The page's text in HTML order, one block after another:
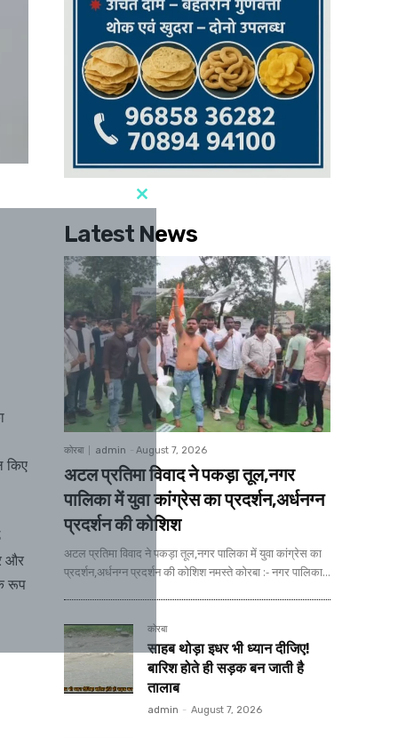
किए
और
रूप
Latest News
कोरबा admin August 7, 2026
अटल प्रतिमा विवाद ने पकड़ा तूल,नगर
पालिका में युवा कांग्रेस का प्रदर्शन,अर्धनग्न
प्रदर्शन की कोशिश
अटल प्रतिमा विवाद ने पकड़ा तूल,नगर पालिका में युवा कांग्रेस का
प्रदर्शन,अर्धनग्न प्रदर्शन की कोशिश नमस्ते कोरबा :- नगर पालिका...
कोरबा
साहब थोड़ा इधर भी ध्यान दीजिए!
बारिश होते ही सड़क बन जाती है
तालाब
admin - August 7, 2026